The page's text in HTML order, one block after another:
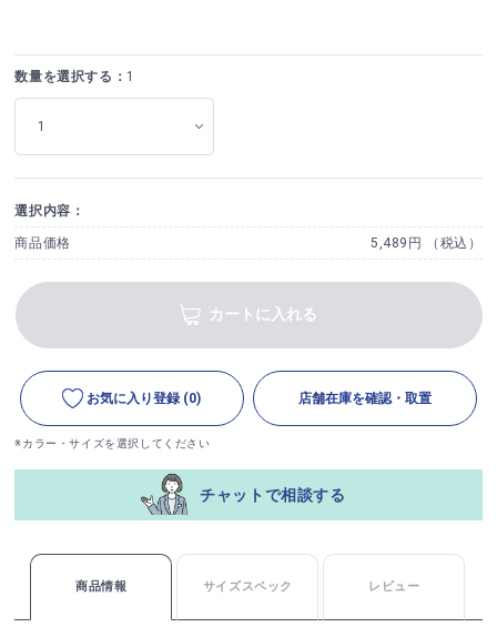
数量を選択する： 1
選択内容：
商品価格 5,489円 （税込）
カートに入れる
お気に入り登録 (0) 店舗在庫を確認・取置
※カラー・サイズを選択してください
チャットで相談する
商品情報 サイズスペック レビュー